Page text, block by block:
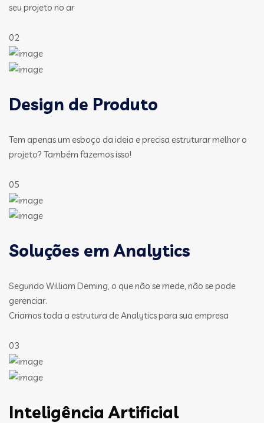
seu projeto no ar
02
Design de Produto
Tem apenas um esboço da ideia e precisa estruturar melhor o
projeto? Também fazemos isso!
05
Soluções em Analytics
Segundo William Deming, o que não se mede, não se pode
gerenciar.
Criamos toda a estrutura de Analytics para sua empresa
03
Inteligência Artificial